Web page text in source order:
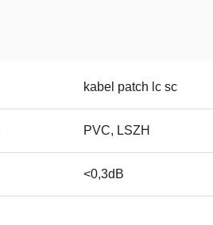
kabel patch lc sc
PVC, LSZH
<0,3dB